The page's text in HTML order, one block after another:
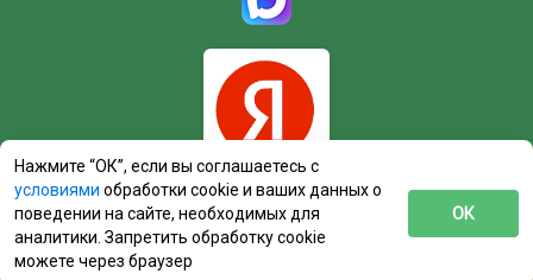
Нажмите “ОК”, если вы соглашаетесь с
условиями обработки cookie и ваших данных о
поведении на сайте, необходимых для
аналитики. Запретить обработку cookie
можете через браузер
ОК